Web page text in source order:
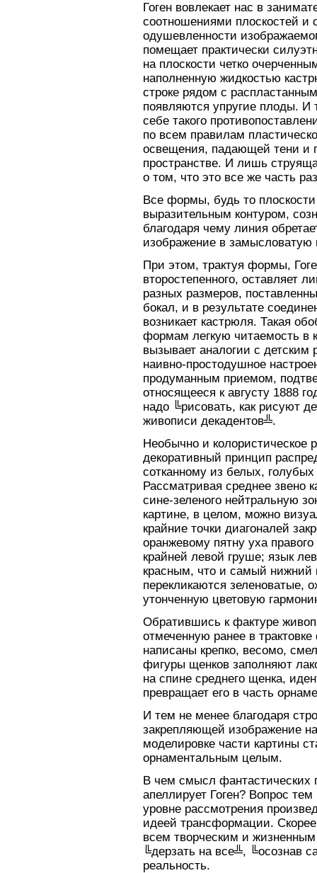
Гоген вовлекает нас в
соотношениями плоскостей и
одушевленности
помещает практически
на плоскости четко
наполненную жидкостью
строке рядом с
появляются упругие плоды. И
себе такого
по всем правилам
освещения, падающей тени и
пространстве. И лишь
о том, что это все же часть
Все формы, будь то
выразительным контуром,
благодаря чему линия
изображение в замысловатую
При этом, трактуя формы,
второстепенного, оставляет
разных размеров,
бокал, и в результате
возникает кастрюля. Такая
формам легкую читаемость в
вызывает аналогии с
наивно-простодушное
продуманным приемом,
относящееся к августу 1888
надо ╚рисовать, как рисуют
живописи декадентов╩.
Необычно и колористическое
декоративный принцип
сотканному из белых,
Рассматривая среднее звено
сине-зеленого нейтральную
картине, в целом, можно
крайние точки диагоналей
оранжевому пятну уха
крайней левой груше; язык
красным, что и самый
перекликаются зеленоватые,
утонченную цветовую
Обратившись к фактуре
отмеченную ранее в
написаны крепко, весомо,
фигуры щенков заполняют
на спине среднего щенка,
превращает его в часть
И тем не менее благодаря
закрепляющей изображение
моделировке части картины
орнаментальным целым.
В чем смысл фантастических
апеллирует Гоген? Вопрос
уровне рассмотрения
идеей трансформации.
всем творческим и
╚дерзать на все╩, ╚осознав
реальность.